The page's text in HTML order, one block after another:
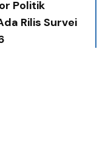
Politik
Rilis Survei